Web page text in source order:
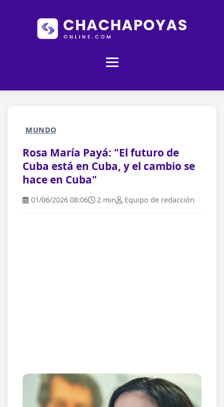
MUNDO
Rosa María Payá: "El futuro de
Cuba está en Cuba, y el cambio se
hace en Cuba"
01/06/2026 08:06 2 min Equipo de redacción